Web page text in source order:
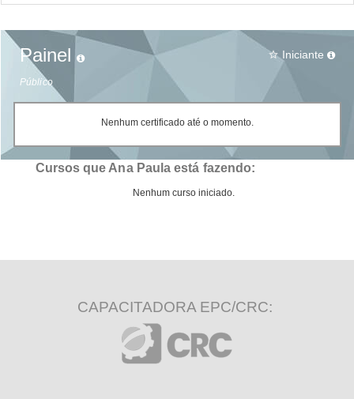
Painel
Público
star_border Iniciante
Nenhum certificado até o momento.
Cursos que Ana Paula está fazendo:
Nenhum curso iniciado.
CAPACITADORA EPC/CRC: